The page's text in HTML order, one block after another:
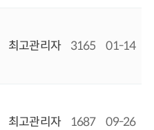
최고관리자 3165 01-14
최고관리자 1687 09-26